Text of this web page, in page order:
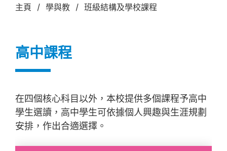
主頁 學與教 班級結構及學校課程
高中課程
在四個核心科目以外，本校提供多個課程予高中
學生選讀，高中學生可依據個人興趣與生涯規劃
安排，作出合適選擇。